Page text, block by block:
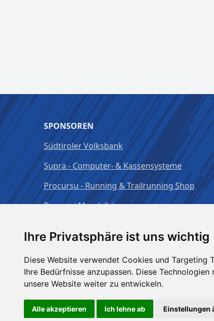
Ihre Privatsphäre ist uns wichtig
Diese Website verwendet Cookies und Targeting
Ihre Bedürfnisse anzupassen. Diese
unsere Website weiter zu entwickeln.
Alle akzeptieren Ich lehne ab Einstellungen
SPONSOREN
Südtiroler Volksbank
Supra - Computer- & Kassensysteme
Procursu - Running & Trailrunning Shop
Brauerei Mendelbier